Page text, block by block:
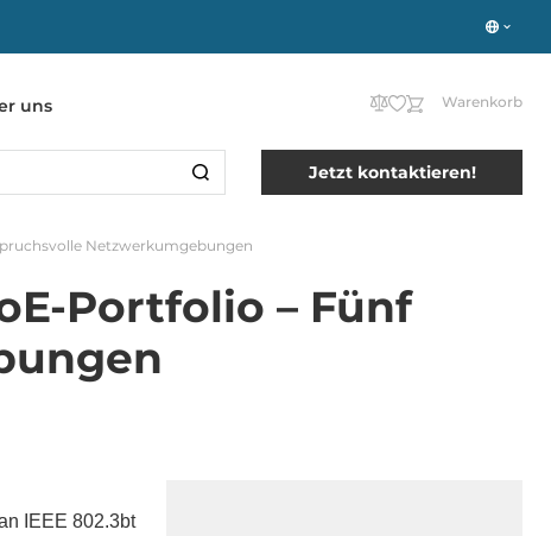
uns Warenkorb
Jetzt kontaktieren!
Netzwerkumgebungen
Portfolio – Fünf
IEEE 802.3bt